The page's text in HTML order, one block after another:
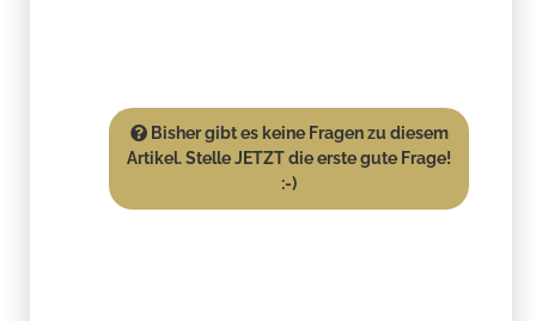
Bisher gibt es keine Fragen zu diesem
Artikel. Stelle JETZT die erste gute Frage!
:-)